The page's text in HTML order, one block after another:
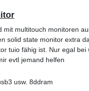
mit multitouch monitoren
solid state monitor extra
tuio fähig ist. Nur egal
evtl jemand helfen
usw. 8ddram